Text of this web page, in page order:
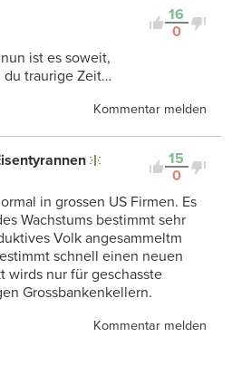
16
0
ist es soweit,
du traurige Zeit…
Kommentar melden
15
0
in grossen US Firmen. Es
Wachstums bestimmt sehr
Volk angesammeltm
schnell einen neuen
wirds nur für geschasste
Grossbankenkellern.
Kommentar melden